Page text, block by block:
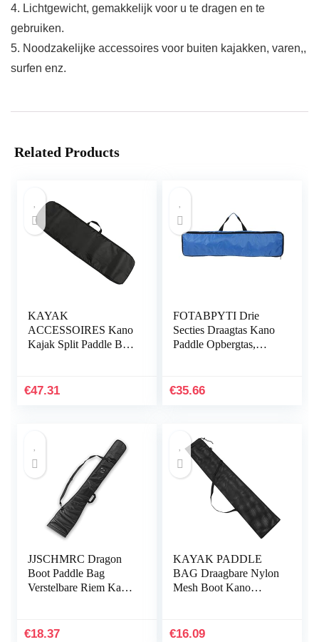
4. Lichtgewicht, gemakkelijk voor u te dragen en te
gebruiken.
5. Noodzakelijke accessoires voor buiten kajakken, varen,,
surfen enz.
Related Products
KAYAK
ACCESSOIRES Kano
Kajak Split Paddle Bag
Gewatteerde Cover
€47.31
FOTABPYTI Drie
Secties Draagtas Kano
Paddle Opbergtas,
93x22x4cm
€35.66
JJSCHMRC Dragon
Boot Paddle Bag
Verstelbare Riem Kajak
Kano Paddle
€18.37
KAYAK PADDLE
BAG Draagbare Nylon
Mesh Boot Kano
Duurzaam
€16.09